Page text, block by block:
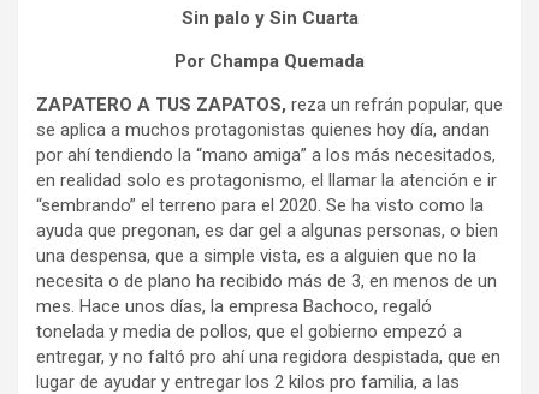
Sin palo y Sin Cuarta
Por Champa Quemada
ZAPATERO A TUS ZAPATOS, reza un refrán popular, que
se aplica a muchos protagonistas quienes hoy día, andan
por ahí tendiendo la “mano amiga” a los más necesitados,
en realidad solo es protagonismo, el llamar la atención e ir
“sembrando” el terreno para el 2020. Se ha visto como la
ayuda que pregonan, es dar gel a algunas personas, o bien
una despensa, que a simple vista, es a alguien que no la
necesita o de plano ha recibido más de 3, en menos de un
mes. Hace unos días, la empresa Bachoco, regaló
tonelada y media de pollos, que el gobierno empezó a
entregar, y no faltó pro ahí una regidora despistada, que en
lugar de ayudar y entregar los 2 kilos pro familia, a las